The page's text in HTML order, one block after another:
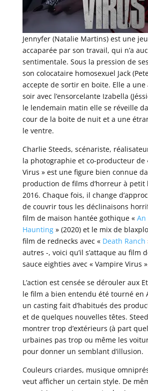
Jennyfer (Natalie Martins) est une
accaparée par son travail, qui n’a
sentimentale. Sous la pression de
son colocataire homosexuel Jack
accepte de sortir en boite. Elle a une
soir avec l’ensorcelante Izabella
le lendemain matin elle se réveille
cour de la boite de nuit et a une
le ventre.
Charlie Steeds, scénariste,
la photographie et co-producteur de
Virus » est une figure bien connue
production de films d’horreur à
2016. Chaque fois, il change
de couvrir tous les déclinaisons
film de maison hantée gothique « An
Haunting» (2020) et le mix de
film de rednecks avec « Death Ranch
autres -, voici qu’il s’attaque au film
sauce eighties avec « Vampire Virus
L’action est censée se dérouler aux
le film a bien entendu été tourné en
un casting fait d’habitués des
et de quelques nouvelles têtes.
montrer trop d’extérieurs (à part
urbaines pas trop ou même les
pour donner un semblant d’illusion.
Couleurs criardes, musique
veut afficher un certain style. De